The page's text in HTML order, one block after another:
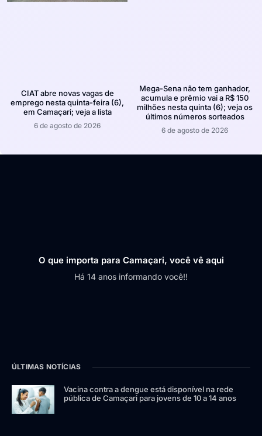
CIAT abre novas vagas de
emprego nesta quinta-feira (6),
em Camaçari; veja a lista
6 de agosto de 2026
Mega-Sena não tem ganhador,
acumula e prêmio vai a R$ 150
milhões nesta quinta (6); veja os
últimos números sorteados
6 de agosto de 2026
O que importa para Camaçari, você vê aqui
Há 14 anos informando você!!
ÚLTIMAS NOTÍCIAS
Vacina contra a dengue está disponível na rede
pública de Camaçari para jovens de 10 a 14 anos